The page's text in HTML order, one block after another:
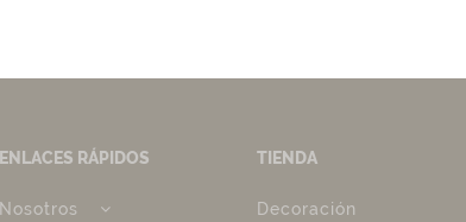
ENLACES RÁPIDOS
Nosotros
TIENDA
Decoración